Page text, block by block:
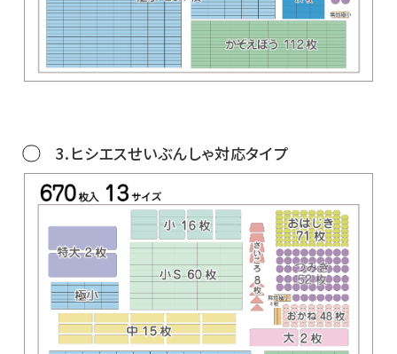
3.ヒシエスせいぶんしゃ対応タイプ